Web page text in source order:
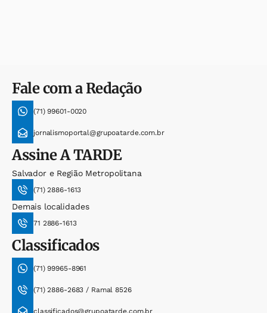
Fale com a Redação
(71) 99601-0020
jornalismoportal@grupoatarde.com.br
AssineA TARDE
Salvador e Região Metropolitana
(71) 2886-1613
Demais localidades
71 2886-1613
Classificados
(71) 99965-8961
(71) 2886-2683 / Ramal 8526